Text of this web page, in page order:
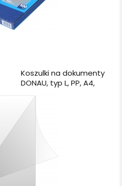
Koszulki na dokumenty
DONAU, typ L, PP, A4,